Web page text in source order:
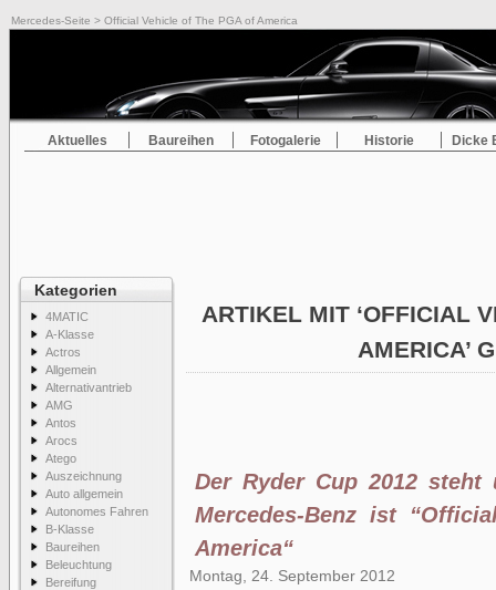
Mercedes-Seite > Official Vehicle of The PGA of America
Aktuelles Baureihen Fotogalerie Historie Dicke
Kategorien
4MATIC
A-Klasse
Actros
Allgemein
Alternativantrieb
AMG
Antos
Arocs
Atego
Auszeichnung
Auto allgemein
Autonomes Fahren
B-Klasse
Baureihen
Beleuchtung
Bereifung
ARTIKEL MIT ‘OFFICIAL
AMERICA’
Der Ryder Cup 2012
Mercedes-Benz ist
America“
Montag, 24. September 2012